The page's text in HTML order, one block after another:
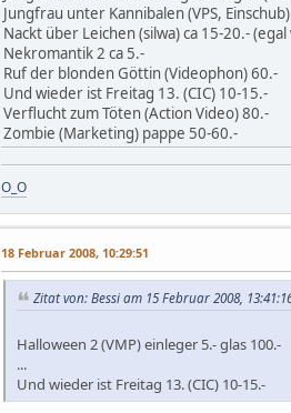
Jungfrau unter Kannibalen (VPS,
Nackt über Leichen (silwa) ca 15-20.-
Nekromantik 2 ca 5.-
Ruf der blonden Göttin (Videophon) 60.-
Und wieder ist Freitag 13. (CIC) 10-15.-
Verflucht zum Töten (Action Video) 80.-
Zombie (Marketing) pappe 50-60.-
O_O
18 Februar 2008, 10:29:51
Zitat von: Bessi am 15 Februar 2008,
Halloween 2 (VMP) einleger 5.- glas 100.-
...
Und wieder ist Freitag 13. (CIC) 10-15.-